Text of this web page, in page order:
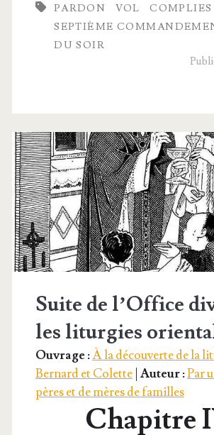
PARDON VOL COMPLIES
SEPTIÈME
DU SOIR
Suite de l’Office
les liturgies
Ouvrage :À la découverte de la
Bernard et Colette| Auteur :Par
pères et de mères de familles
Chapitre